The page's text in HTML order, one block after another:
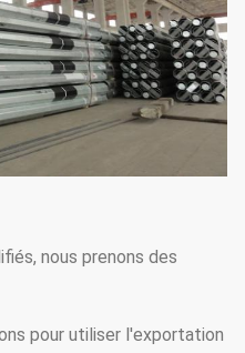
nous prenons des
pour utiliser l'exportation